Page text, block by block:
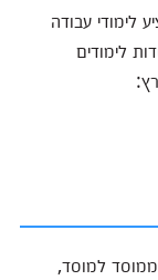
לימודי עבודה
לימודים
למוסד,